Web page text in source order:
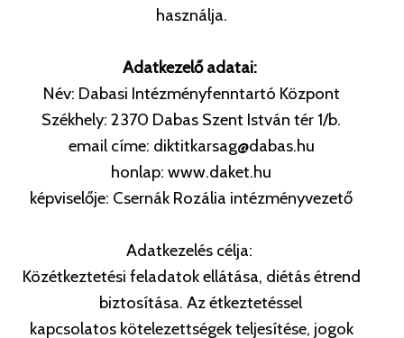
használja.
Adatkezelő adatai:
Név: Dabasi Intézményfenntartó Központ
Székhely: 2370 Dabas Szent István tér 1/b.
email címe: diktitkarsag@dabas.hu
honlap: www.daket.hu
képviselője: Csernák Rozália intézményvezető
Adatkezelés célja:
Közétkeztetési feladatok ellátása, diétás étrend
biztosítása. Az étkeztetéssel
kapcsolatos kötelezettségek teljesítése, jogok